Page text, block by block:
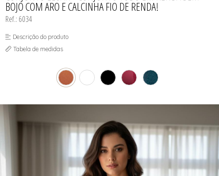
BOJO COM ARO E CALCINHA FIO DE RENDA!
Ref.: 6034
Descrição do produto
Tabela de medidas